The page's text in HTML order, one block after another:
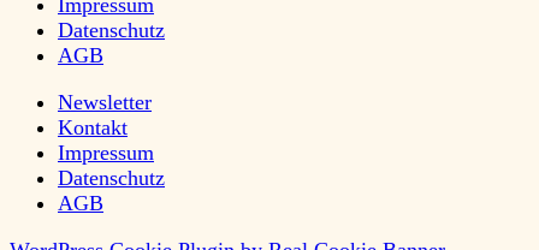
Impressum
Datenschutz
AGB
Newsletter
Kontakt
Impressum
Datenschutz
AGB